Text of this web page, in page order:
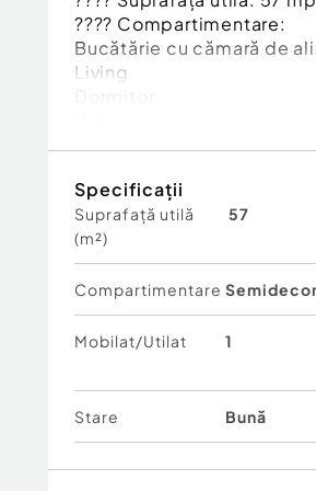
???? Compartimentare:
Bucătărie cu cămară de
Living
✨ Apartamentul a fost
regăsește în fiecare
mobilier nou
finisaje moderne și de
locuință pregătită pentru
Acoperiș renovat recent
La fiecare nivel există
Specificații
Suprafață utilă
(m²)
57
Compartimentare
Mobilat/Utilat 1
Stare Bună